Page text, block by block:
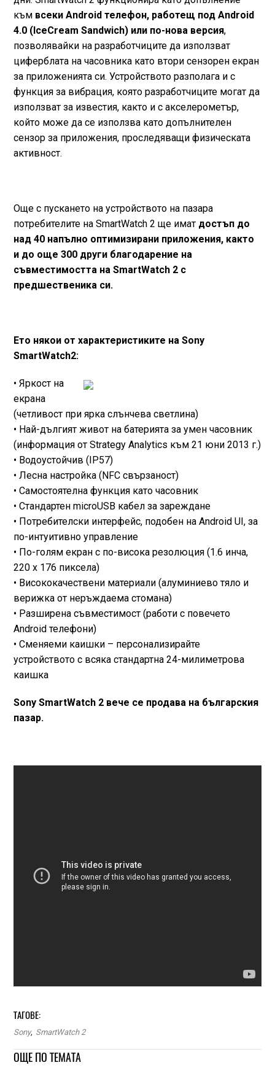
къмвсеки Android телефон, работещ под Android
4.0 (IceCream Sandwich) или по-нова версия,
позволявайки на разработчиците да използват
циферблата на часовника като втори сензорен екран
за приложенията си. Устройството разполага и с
функция за вибрация, която разработчиците могат да
използват за известия, както и с акселерометър,
който може да се използва като допълнителен
сензор за приложения, проследяващи физическата
активност.
Още с пускането на устройството на пазара
потребителите на SmartWatch 2 ще имат достъп до
над 40 напълно оптимизирани приложения, както
и до още 300 други благодарение на
съвместимостта на SmartWatch 2 с
предшественика си.
Ето някои от характеристиките на Sony
SmartWatch2:
• Яркост на
екрана
(четливост при ярка слънчева светлина)
• Най-дългият живот на батерията за умен часовник
(информация от Strategy Analytics към 21 юни 2013 г.)
• Водоустойчив (IP57)
• Лесна настройка (NFC свързаност)
• Самостоятелна функция като часовник
• Стандартен microUSB кабел за зареждане
• Потребителски интерфейс, подобен на Android UI, за
по-интуитивно управление
• По-голям екран с по-висока резолюция (1.6 инча,
220 x 176 пиксела)
• Висококачествени материали (алуминиево тяло и
верижка от неръждаема стомана)
• Разширена съвместимост (работи с повечето
Android телефони)
• Сменяеми каишки – персонализирайте
устройството с всяка стандартна 24-милиметрова
каишка
Sony SmartWatch 2 вече се продава на българския
пазар.
ТАГОВЕ:
Sony, SmartWatch 2
ОЩЕ ПО ТЕМАТА